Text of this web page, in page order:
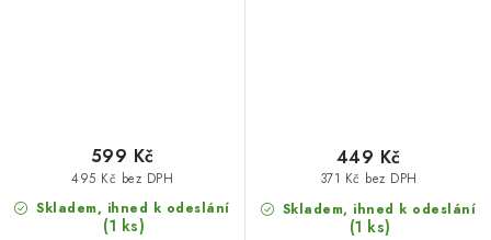
Skladem, ihned k odeslání
(1 ks)
495 Kč bez DPH
599 Kč
Skladem, ihned k odeslání
(1 ks)
371 Kč bez DPH
449 Kč